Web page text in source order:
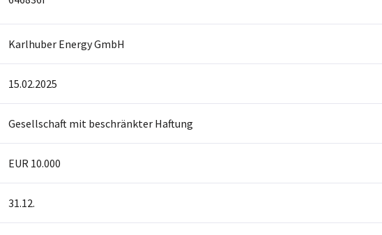
Karlhuber Energy GmbH
15.02.2025
Gesellschaft mit beschränkter Haftung
EUR 10.000
31.12.